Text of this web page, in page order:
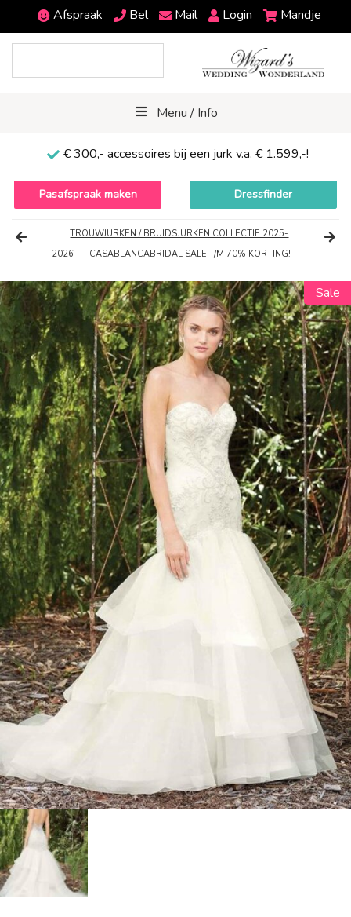
Afspraak Bel Mail Login Mandje
Menu / Info
€ 300,- accessoires bij een jurk v.a. € 1.599,-!
Pasafspraak maken Dressfinder
TROUWJURKEN / BRUIDSJURKEN COLLECTIE 2025-
2026
CASABLANCABRIDAL SALE T/M 70% KORTING!
Sale
Sale